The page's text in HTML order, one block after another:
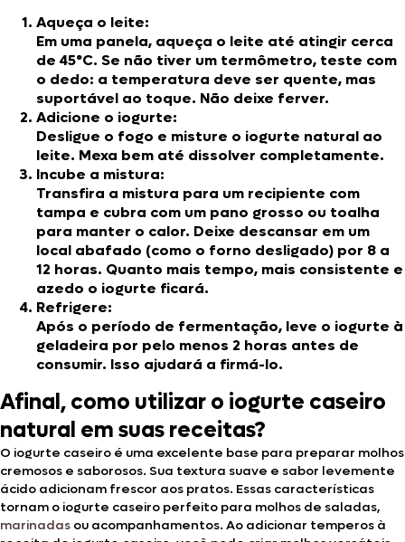
Aqueça o leite:
Em uma panela, aqueça o leite até atingir cerca
de 45°C. Se não tiver um termômetro, teste com
o dedo: a temperatura deve ser quente, mas
suportável ao toque. Não deixe ferver.
Adicione o iogurte:
Desligue o fogo e misture o iogurte natural ao
leite. Mexa bem até dissolver completamente.
Incube a mistura:
Transfira a mistura para um recipiente com
tampa e cubra com um pano grosso ou toalha
para manter o calor. Deixe descansar em um
local abafado (como o forno desligado) por 8 a
12 horas. Quanto mais tempo, mais consistente e
azedo o iogurte ficará.
Refrigere:
Após o período de fermentação, leve o iogurte à
geladeira por pelo menos 2 horas antes de
consumir. Isso ajudará a firmá-lo.
Afinal, como utilizar o iogurte caseiro
natural em suas receitas?
O iogurte caseiro é uma excelente base para preparar molhos
cremosos e saborosos. Sua textura suave e sabor levemente
ácido adicionam frescor aos pratos. Essas características
tornam o iogurte caseiro perfeito para molhos de saladas,
marinadas ou acompanhamentos. Ao adicionar temperos à